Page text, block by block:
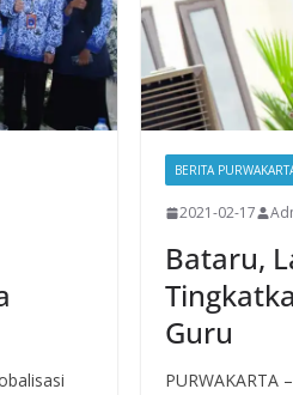
BERITA
2021-02-17
Bataru,
Guru
PURWAKARTA